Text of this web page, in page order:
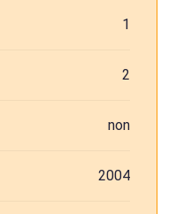
1
2
non
2004